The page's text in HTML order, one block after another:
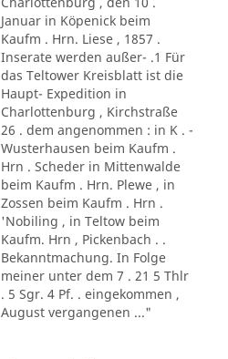
Januar in Köpenick beim
Kaufm . Hrn. Liese , 1857 .
Inserate werden außer- .1 Für
das Teltower Kreisblatt ist die
Haupt- Expedition in
Charlottenburg , Kirchstraße
26 . dem angenommen : in K . -
Wusterhausen beim Kaufm .
Hrn . Scheder in Mittenwalde
beim Kaufm . Hrn. Plewe , in
Zossen beim Kaufm . Hrn .
'Nobiling , in Teltow beim
Kaufm. Hrn , Pickenbach . .
Bekanntmachung. In Folge
meiner unter dem 7 . 21 5 Thlr
. 5 Sgr. 4 Pf. . eingekommen ,
August vergangenen ..."